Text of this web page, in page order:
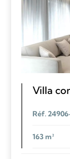
Villa
Réf.
163 m²